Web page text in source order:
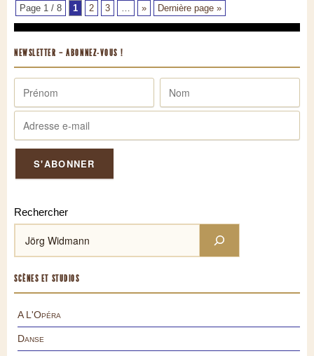
Page 1 / 8 1 2 3 … » Dernière page »
NEWSLETTER – ABONNEZ-VOUS !
Rechercher
SCÈNES ET STUDIOS
A L'Opéra
Danse